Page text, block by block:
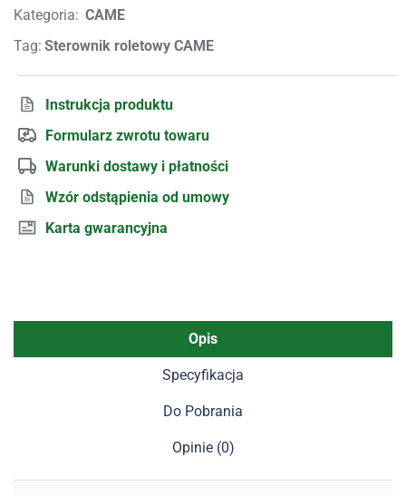
Kategoria: CAME
Tag: Sterownik roletowy CAME
Instrukcja produktu
Formularz zwrotu towaru
Warunki dostawy i płatności
Wzór odstąpienia od umowy
Karta gwarancyjna
Opis
Specyfikacja
Do Pobrania
Opinie (0)